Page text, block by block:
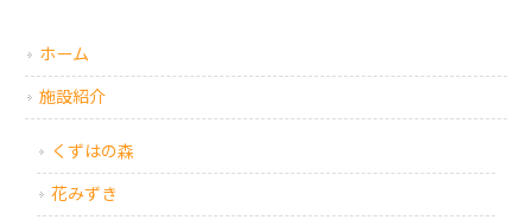
ホーム
施設紹介
くずはの森
花みずき